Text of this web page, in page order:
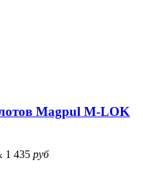
Magpul M-LOK
1 435 руб